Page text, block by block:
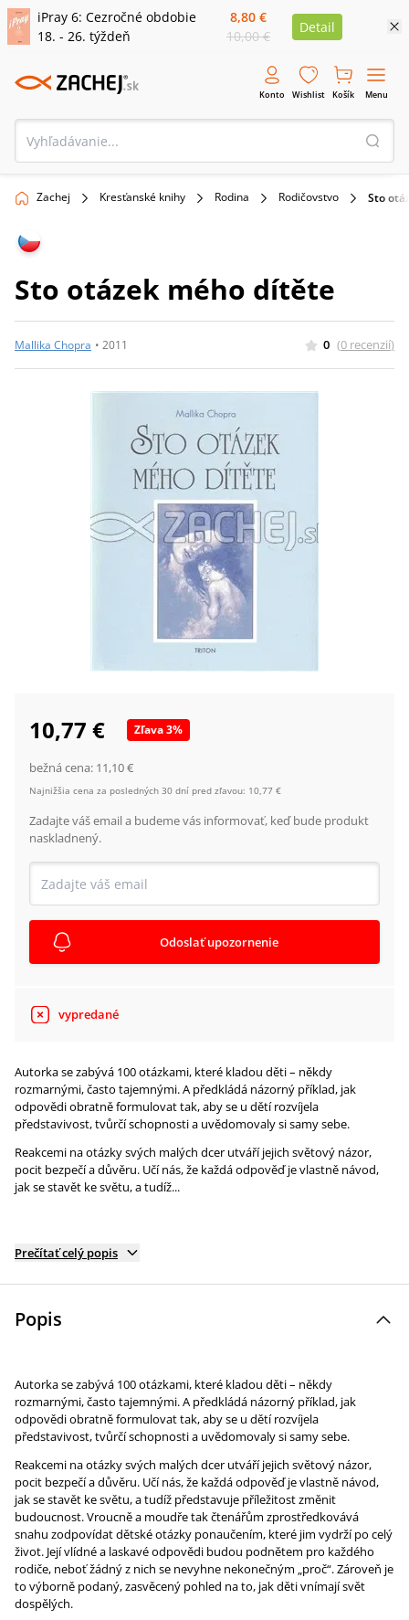
iPray 6: Cezročné obdobie
18. - 26. týždeň
8,80 €
10,00 €
Detail
Konto Wishlist Košík Menu
Zachej Kresťanské knihy Rodina Rodičovstvo Sto
Sto otázek mého dítěte
Mallika Chopra • 2011 0 (0 recenzií)
10,77 € Zľava3%
bežná cena: 11,10 €
Najnižšia cena za posledných 30 dní pred zľavou: 10,77 €
Zadajte váš email a budeme vás informovať, keď bude produkt
naskladnený.
Odoslať upozornenie
vypredané
Autorka se zabývá 100 otázkami, které kladou děti – někdy
rozmarnými, často tajemnými. A předkládá názorný příklad, jak
odpovědi obratně formulovat tak, aby se u dětí rozvíjela
představivost, tvůrčí schopnosti a uvědomovaly si samy sebe.
Reakcemi na otázky svých malých dcer utváří jejich světový názor,
pocit bezpečí a důvěru. Učí nás, že každá odpověď je vlastně návod,
jak se stavět ke světu, a tudíž...
Prečítať celý popis
Popis
Autorka se zabývá 100 otázkami, které kladou děti – někdy
rozmarnými, často tajemnými. A předkládá názorný příklad, jak
odpovědi obratně formulovat tak, aby se u dětí rozvíjela
představivost, tvůrčí schopnosti a uvědomovaly si samy sebe.
Reakcemi na otázky svých malých dcer utváří jejich světový názor,
pocit bezpečí a důvěru. Učí nás, že každá odpověď je vlastně návod,
jak se stavět ke světu, a tudíž představuje příležitost změnit
budoucnost. Vroucně a moudře tak čtenářům zprostředkovává
snahu zodpovídat dětské otázky ponaučením, které jim vydrží po celý
život. Její vlídné a laskavé odpovědi budou podnětem pro každého
rodiče, neboť žádný z nich se nevyhne nekonečným „proč“. Zároveň je
to výborně podaný, zasvěcený pohled na to, jak děti vnímají svět
dospělých.